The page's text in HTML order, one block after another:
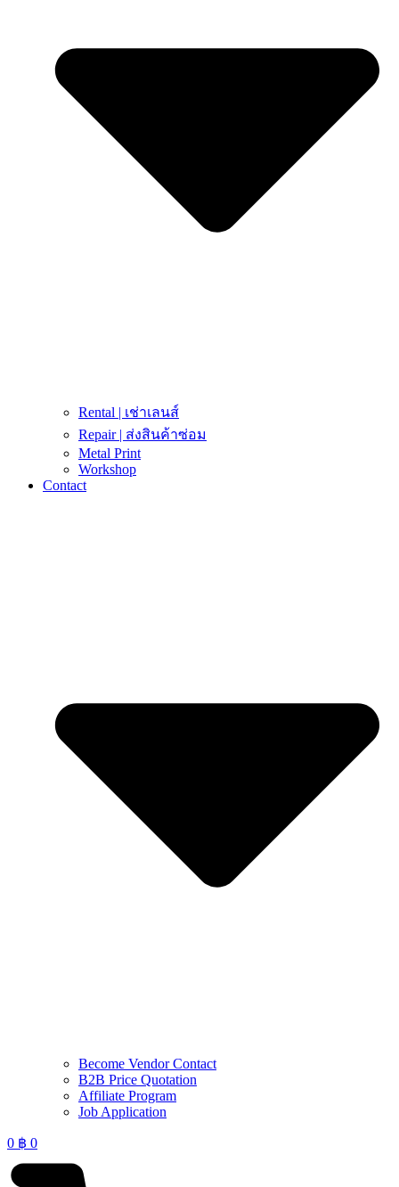
Rental | เช่าเลนส์
Repair | ส่งสินค้าซ่อม
Metal Print
Workshop
Contact
Become Vendor Contact
B2B Price Quotation
Affiliate Program
Job Application
0 ฿ 0